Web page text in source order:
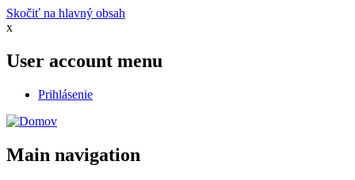
Skočiť na hlavný obsah
x
User account menu
Prihlásenie
Main navigation